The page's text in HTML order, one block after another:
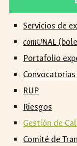
Servicios de
comUNAL
Portafolio
RUP
Riesgos
Gestión de
Comité de